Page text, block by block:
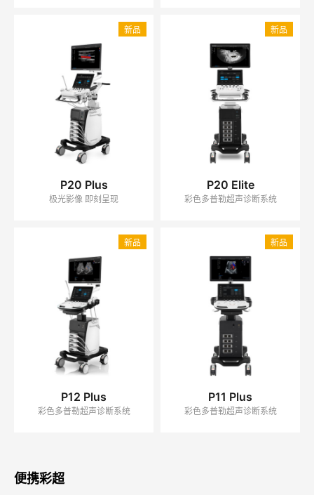
新品
P20 Plus
极光影像 即刻呈现
新品
P20 Elite
彩色多普勒超声诊断系统
新品
P12 Plus
彩色多普勒超声诊断系统
新品
P11 Plus
彩色多普勒超声诊断系统
便携彩超